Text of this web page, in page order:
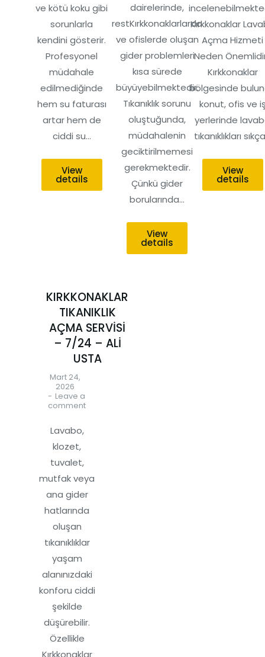
ve kötü koku gibi
sorunlarla
kendini gösterir.
Profesyonel
müdahale
edilmediğinde
hem su faturası
artar hem de
ciddi su…
View
details
dairelerinde,
restKırkkonaklarlarda
ve ofislerde oluşan
gider problemleri
kısa sürede
büyüyebilmektedir.
Tıkanıklık sorunu
oluştuğunda,
müdahalenin
geciktirilmemesi
gerekmektedir.
Çünkü gider
borularında…
View
details
Kırkkonaklar
Açma Hizmeti
Neden
Kırkkonaklar
bölgesinde
konut, ofis ve
yerlerinde
tıkanıklıkları
View
details
KIRKKONAKLAR
TIKANIKLIK
AÇMA SERVİSİ
– 7/24 – ALİ
USTA
Mart 24,
2026
Leave a
comment
Lavabo,
klozet,
tuvalet,
mutfak veya
ana gider
hatlarında
oluşan
tıkanıklıklar
yaşam
alanınızdaki
konforu ciddi
şekilde
düşürebilir.
Özellikle
Kırkkonaklar